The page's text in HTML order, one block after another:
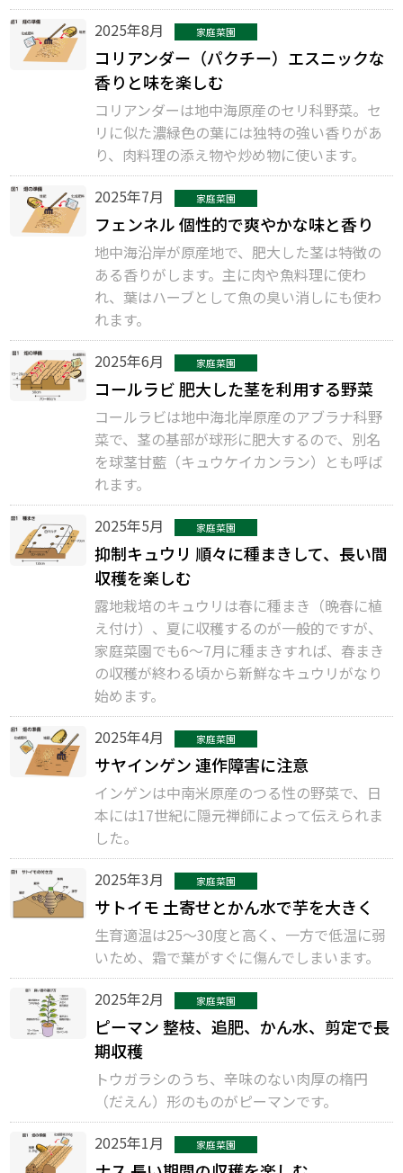
2025年8月
家庭菜園
コリアンダー（パクチー）エスニックな
香りと味を楽しむ
コリアンダーは地中海原産のセリ科野菜。セ
リに似た濃緑色の葉には独特の強い香りがあ
り、肉料理の添え物や炒め物に使います。
2025年7月
家庭菜園
フェンネル 個性的で爽やかな味と香り
地中海沿岸が原産地で、肥大した茎は特徴の
ある香りがします。主に肉や魚料理に使わ
れ、葉はハーブとして魚の臭い消しにも使わ
れます。
2025年6月
家庭菜園
コールラビ 肥大した茎を利用する野菜
コールラビは地中海北岸原産のアブラナ科野
菜で、茎の基部が球形に肥大するので、別名
を球茎甘藍（キュウケイカンラン）とも呼ば
れます。
2025年5月
家庭菜園
抑制キュウリ 順々に種まきして、長い間
収穫を楽しむ
露地栽培のキュウリは春に種まき（晩春に植
え付け）、夏に収穫するのが一般的ですが、
家庭菜園でも6〜7月に種まきすれば、春まき
の収穫が終わる頃から新鮮なキュウリがなり
始めます。
2025年4月
家庭菜園
サヤインゲン 連作障害に注意
インゲンは中南米原産のつる性の野菜で、日
本には17世紀に隠元禅師によって伝えられま
した。
2025年3月
家庭菜園
サトイモ 土寄せとかん水で芋を大きく
生育適温は25～30度と高く、一方で低温に弱
いため、霜で葉がすぐに傷んでしまいます。
2025年2月
家庭菜園
ピーマン 整枝、追肥、かん水、剪定で長
期収穫
トウガラシのうち、辛味のない肉厚の楕円
（だえん）形のものがピーマンです。
2025年1月
家庭菜園